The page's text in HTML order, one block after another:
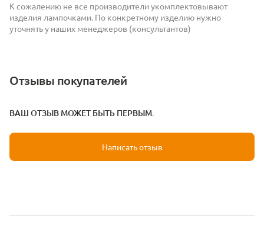
К сожалению не все производители укомплектовывают
изделия лампочками. По конкретному изделию нужно
уточнять у наших менеджеров (консультантов)
Отзывы покупателей
ВАШ ОТЗЫВ МОЖЕТ БЫТЬ ПЕРВЫМ.
Написать отзыв